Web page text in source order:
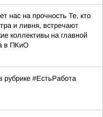
нас на прочность Те, кто
и ливня, встречают
коллективы на главной
в ПКиО
рубрике #ЕстьРабота